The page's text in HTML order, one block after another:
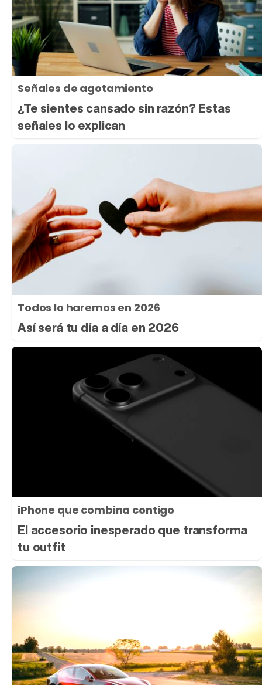
Señales de agotamiento
¿Te sientes cansado sin razón? Estas
señales lo explican
Todos lo haremos en 2026
Así será tu día a día en 2026
iPhone que combina contigo
El accesorio inesperado que transforma
tu outfit